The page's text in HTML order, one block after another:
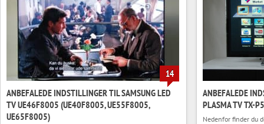
14
ANBEFALEDE INDSTILLINGER TIL SAMSUNG LED
TV UE46F8005 (UE40F8005, UE55F8005,
UE65F8005)
ANBEFALEDE
PLASMA TV TX-
Nedenfor finder du